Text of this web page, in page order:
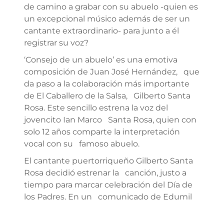
de camino a grabar con su abuelo -quien es
un excepcional músico además de ser un
cantante extraordinario- para junto a él
registrar su voz?
‘Consejo de un abuelo’ es una emotiva
composición de Juan José Hernández, que
da paso a la colaboración más importante
de El Caballero de la Salsa, Gilberto Santa
Rosa. Este sencillo estrena la voz del
jovencito Ian Marco Santa Rosa, quien con
solo 12 años comparte la interpretación
vocal con su famoso abuelo.
El cantante puertorriqueño Gilberto Santa
Rosa decidió estrenar la canción, justo a
tiempo para marcar celebración del Día de
los Padres. En un comunicado de Edumil